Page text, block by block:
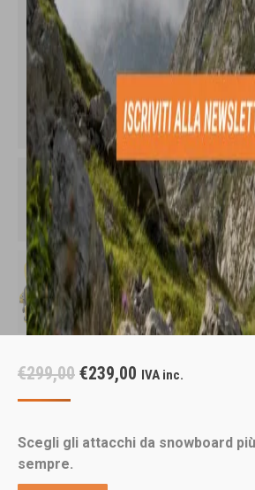
€299,00 Il
era:
€299,00.
€239,00 Il
è:
IVA inc.
Scegli gli attacchi da snowboard
sempre.